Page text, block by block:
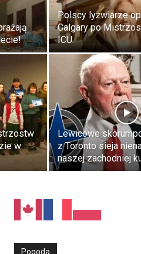
Polscy lyżwiarze
Calgary po
ICU.
w
Lewicowe
z Toronto sieja
naszej zachodniej
Pogoda